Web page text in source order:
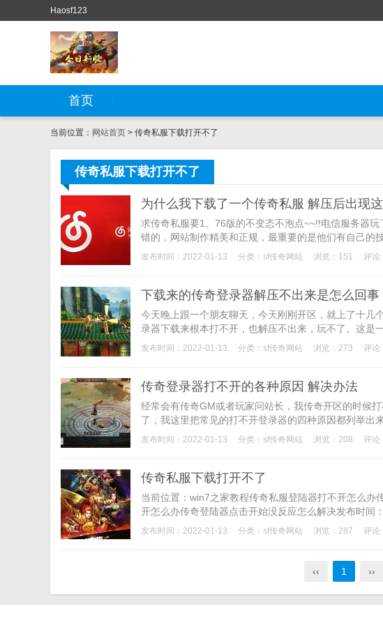
Haosf123
首页
当前位置： 网站首页 > 传奇私服下载打开不了
传奇私服下载打开不了
为什么我下载了一个传奇私服 解压后出现这
求传奇私服要1。76版的不变态不泡点~~!!电信服务器
错的，网站制作精美和正规，最重要的是他们有自己的
发布时间：2022-01-13 分类： sf传奇网站 浏览：151 评论
下载来的传奇登录器解压不出来是怎么回事
今天晚上跟一个朋友聊天，今天刚刚开区，就上了十几
录器下载来根本打不开，也解压不出来，玩不了。这是
发布时间：2022-01-13 分类： sf传奇网站 浏览：273 评论
传奇登录器打不开的各种原因 解决办法
经常会有传奇GM或者玩家问站长，我传奇开区的时候
了，我这里把常见的打不开登录器的四种原因都列举出
发布时间：2022-01-13 分类： sf传奇网站 浏览：208 评论
传奇私服下载打开不了
当前位置：win7之家教程传奇私服登陆器打不开怎么
开怎么办传奇登陆器点击开始没反应怎么解决发布时间
发布时间：2022-01-13 分类： sf传奇网站 浏览：287 评论
‹‹ 1 ››